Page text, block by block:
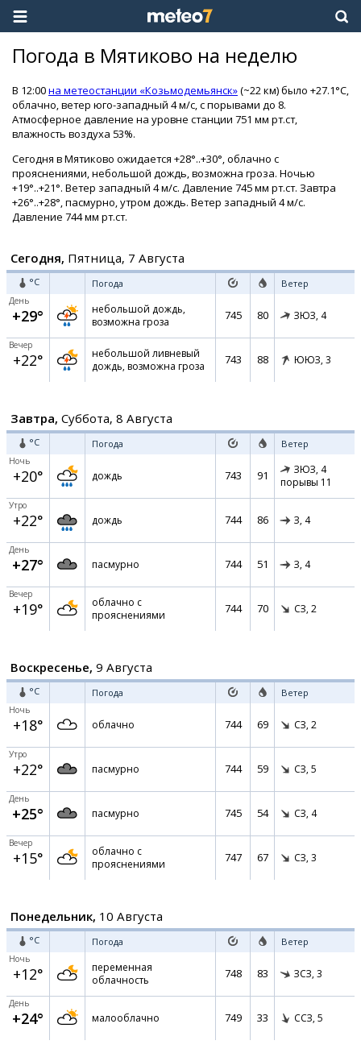
Погода в Мятиково на неделю
В 12:00на метеостанции «Козьмодемьянск»(~22 км) было +27.1°C,
облачно, ветер юго-западный 4 м/с, с порывами до 8.
Атмосферное давление на уровне станции 751 мм рт.ст,
влажность воздуха 53%.
Сегодня в Мятиково ожидается +28°..+30°, облачно с
прояснениями, небольшой дождь, возможна гроза. Ночью
+19°..+21°. Ветер западный 4 м/с. Давление 745 мм рт.ст. Завтра
+26°..+28°, пасмурно, утром дождь. Ветер западный 4 м/с.
Давление 744 мм рт.ст.
Сегодня, Пятница, 7 Августа
°C Погода Ветер
День
+29°
небольшой дождь,
возможна гроза
745 80 ЗЮЗ, 4
Вечер
+22°
небольшой ливневый
дождь, возможна гроза
743 88 ЮЮЗ, 3
Завтра, Суббота, 8 Августа
°C Погода Ветер
Ночь
+20° дождь 743 91 ЗЮЗ, 4
порывы 11
Утро
+22° дождь 744 86 З, 4
День
+27° пасмурно 744 51 З, 4
Вечер
+19°
облачно с
прояснениями
744 70 СЗ, 2
Воскресенье, 9 Августа
°C Погода Ветер
Ночь
+18° облачно 744 69 СЗ, 2
Утро
+22° пасмурно 744 59 СЗ, 5
День
+25° пасмурно 745 54 СЗ, 4
Вечер
+15°
облачно с
прояснениями
747 67 СЗ, 3
Понедельник, 10 Августа
°C Погода Ветер
Ночь
+12°
переменная
облачность
748 83 ЗСЗ, 3
День
+24° малооблачно 749 33 ССЗ, 5